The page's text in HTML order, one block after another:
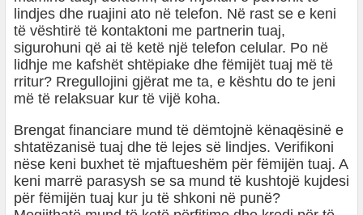
lindjes dhe ruajini ato në telefon. Në rast se e keni
të vështirë të kontaktoni me partnerin tuaj,
sigurohuni që ai të ketë një telefon celular. Po në
lidhje me kafshët shtëpiake dhe fëmijët tuaj më të
rritur? Rregullojini gjërat me ta, e kështu do te jeni
më të relaksuar kur të vijë koha.
Brengat financiare mund të dëmtojnë kënaqësinë e
shtatëzanisë tuaj dhe të lejes së lindjes. Verifikoni
nëse keni buxhet të mjaftueshëm për fëmijën tuaj. A
keni marrë parasysh se sa mund të kushtojë kujdesi
për fëmijën tuaj kur ju të shkoni në punë?